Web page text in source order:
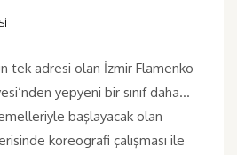
tek adresi olan İzmir Flamenko
yepyeni bir sınıf daha…
başlayacak olan
koreografi çalışması ile